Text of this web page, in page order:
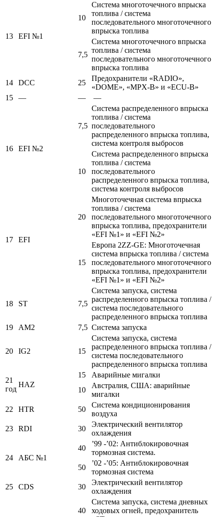
13 EFI №1
10
Система многоточечного впрыска
топлива / система
последовательного многоточечного
впрыска топлива
7,5
Система многоточечного впрыска
топлива / система
последовательного многоточечного
впрыска топлива
14
DCC 25
Предохранители «RADIO»,
«DOME», «MPX-B» и «ECU-B»
15
— — —
16 EFI №2
7,5
Система распределенного впрыска
топлива / система
последовательного
распределенного впрыска топлива,
система контроля выбросов
10
Система распределенного впрыска
топлива / система
последовательного
распределенного впрыска топлива,
система контроля выбросов
17 EFI
20
Многоточечная система впрыска
топлива / система
последовательного многоточечного
впрыска топлива, предохранители
«EFI №1» и «EFI №2»
15
Европа 2ZZ-GE: Многоточечная
система впрыска топлива / система
последовательного многоточечного
впрыска топлива, предохранители
«EFI №1» и «EFI №2»
18 ST 7,5
Система запуска, система
распределенного впрыска топлива /
система последовательного
распределенного впрыска топлива
19
AM2 7,5 Система запуска
20 IG2 15
Система запуска, система
распределенного впрыска топлива /
система последовательного
распределенного впрыска топлива
21
год
HAZ
15
Аварийные мигалки
10
Австралия, США: аварийные
мигалки
22
HTR 50
Система кондиционирования
воздуха
23
RDI 30
Электрический вентилятор
охлаждения
24 АБС №1
40
’99 -’02: Антиблокировочная
тормозная система.
50
’02 -’05: Антиблокировочная
тормозная система
25
CDS 30
Электрический вентилятор
охлаждения
40
Система запуска, система дневных
ходовых огней, предохранитель